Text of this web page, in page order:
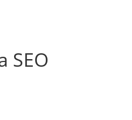
SEO